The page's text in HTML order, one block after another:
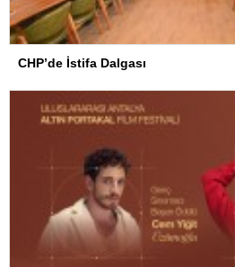
CHP’de İstifa Dalgası